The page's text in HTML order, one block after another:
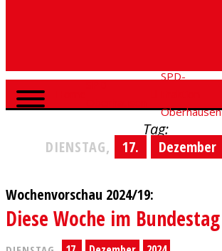
SPD-
Oberhausen
Tag:
DIENSTAG,
17. Dezember
Wochenvorschau 2024/19:
Diese Woche im Bundestag